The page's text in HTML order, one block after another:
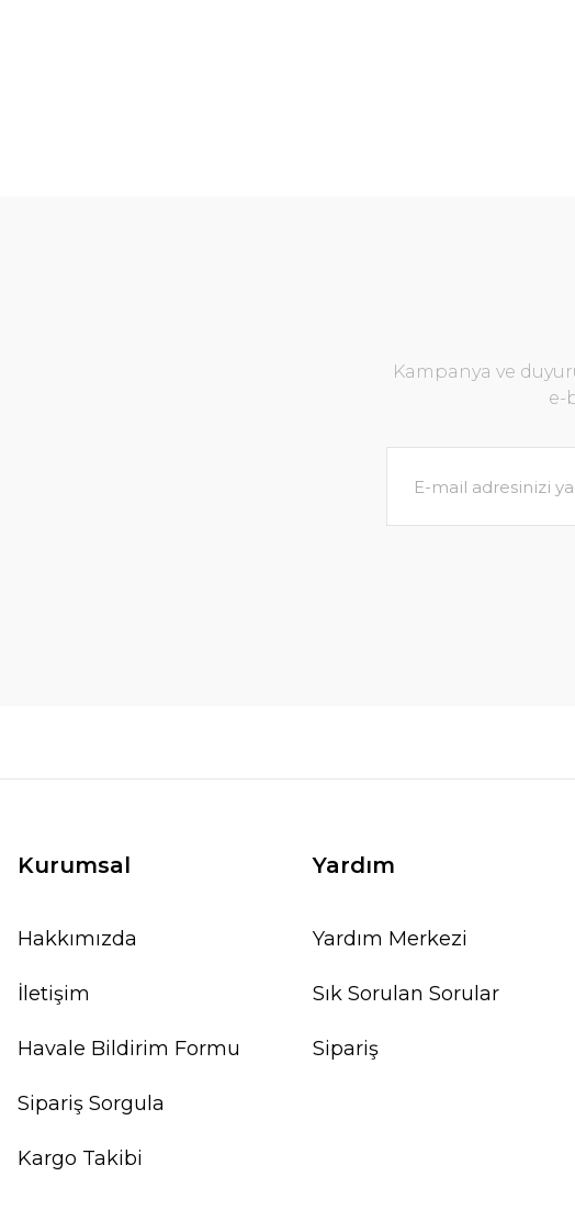
Kampanya ve
e-
Kurumsal
Hakkımızda
İletişim
Havale Bildirim Formu
Sipariş Sorgula
Kargo Takibi
Yardım
Yardım Merkezi
Sık Sorulan Sorular
Sipariş